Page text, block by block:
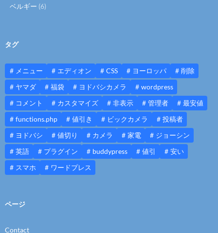
ベルギー (6)
タグ
メニュー エディオン CSS ヨーロッパ
削除
ヤマダ
福袋 ヨドバシカメラ
wordpress
コメント
カスタマイズ 非表示 管理者
最安値
functions.php
値引き ビックカメラ
投稿者
ヨドバシ
値切り カメラ 家電
ジョーシン
英語
プラグイン buddypress 値引
安い
スマホ
ワードプレス
ページ
Contact